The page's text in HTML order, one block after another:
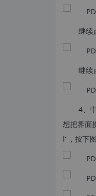
继续
继续
4、
想把界面
l"，按下